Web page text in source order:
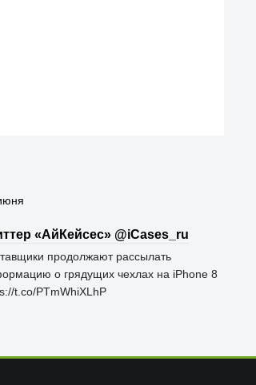
Твиттер «АйКейсес» ‏@iCases_ru
продолжают рассылать
о грядущих чехлах на iPhone 8
t.co/PTmWhiXLhP